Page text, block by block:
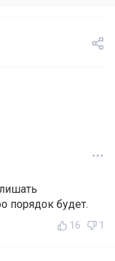
порядок будет.
16 1